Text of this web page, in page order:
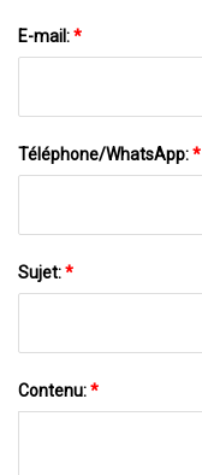
E-mail:*
Téléphone/WhatsApp:*
Sujet:*
Contenu:*